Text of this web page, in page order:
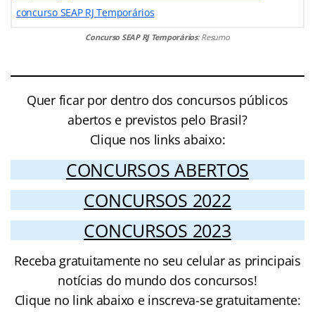
concurso SEAP RJ Temporários
Concurso SEAP RJ Temporários: Resumo
Quer ficar por dentro dos concursos públicos
abertos e previstos pelo Brasil?
Clique nos links abaixo:
CONCURSOS ABERTOS
CONCURSOS 2022
CONCURSOS 2023
Receba gratuitamente no seu celular as principais
notícias do mundo dos concursos!
Clique no link abaixo e inscreva-se gratuitamente: